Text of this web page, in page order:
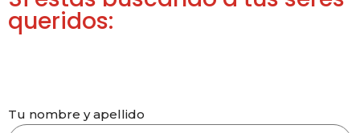
queridos:
Tu nombre y apellido